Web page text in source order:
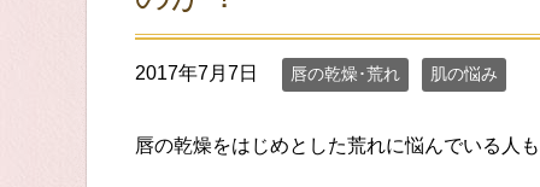
2017年7月7日 唇の乾燥･荒れ 肌の悩み
唇の乾燥をはじめとした荒れに悩んでいる人